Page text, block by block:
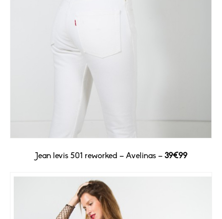
Jean levis 501 reworked – Avelinas – 39€99